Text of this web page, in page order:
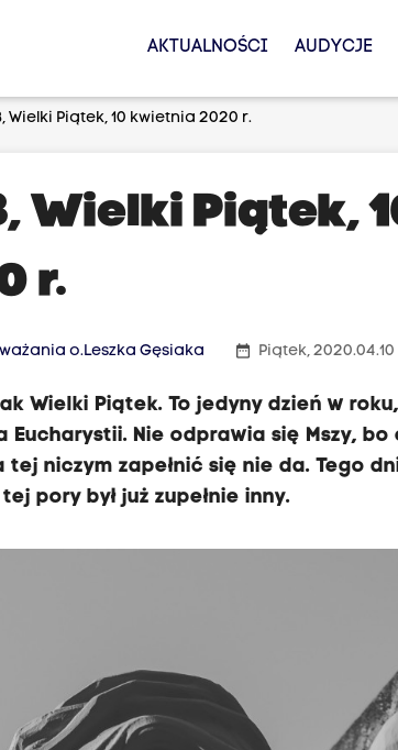
AKTUALNOŚCI AUDYCJE
Wielki Piątek, 10 kwietnia 2020 r.
Wielki Piątek,
r.
o.Leszka Gęsiaka date_range Piątek, 2020.04.10
Wielki Piątek. To jedyny dzień w
Nie odprawia się Mszy, bo
niczym zapełnić się nie da. Tego
pory był już zupełnie inny.